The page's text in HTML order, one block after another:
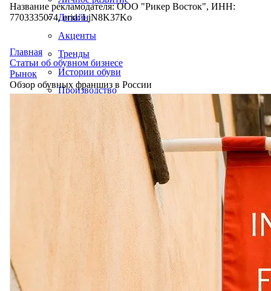
Дизайн
Акценты
Тренды
Истории обуви
Производство
Название рекламодателя: ООО "Рикер Восток", ИНН:
7703335074, erid: LjN8K37Ko
Главная
Статьи об обувном бизнесе
Рынок
Обзор обувных франшиз в России